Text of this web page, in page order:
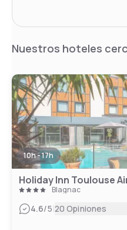
Nuestros hoteles
10h - 17h
Holiday Inn Toulouse
Blagnac
4.6/5|20 Opiniones